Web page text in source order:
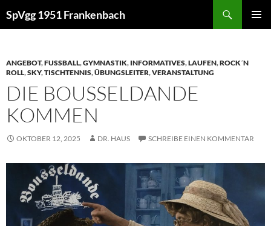
Inhalt
SpVgg 1951 Frankenbach
ANGEBOT,FUSSBALL ,GYMNASTIK, INFORMATIVES,LAUFEN,ROCK´N
ROLL,SKY,TISCHTENNIS,ÜBUNGSLEITER,VERANSTALTUNG
DIE BOUSSELDANDE
KOMMEN
OKTOBER 12, 2025 DR. HAUS SCHREIBE EINEN KOMMENTAR